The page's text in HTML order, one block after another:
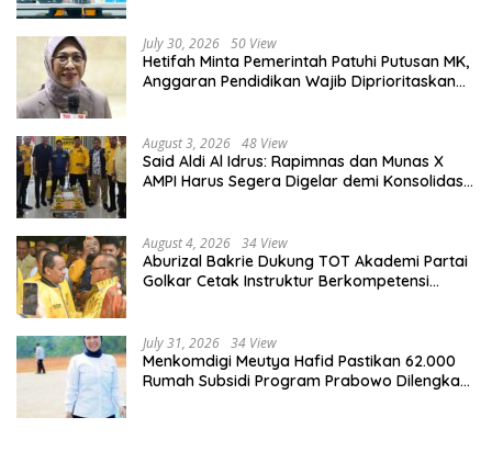
July 30, 2026 50 View
Hetifah Minta Pemerintah Patuhi Putusan MK,
Anggaran Pendidikan Wajib Diprioritaskan
August 3, 2026 48 View
Said Aldi Al Idrus: Rapimnas dan Munas X
AMPI Harus Segera Digelar demi Konsolidasi
August 4, 2026 34 View
Aburizal Bakrie Dukung TOT Akademi Partai
Golkar Cetak Instruktur Berkompetensi
July 31, 2026 34 View
Menkomdigi Meutya Hafid Pastikan 62.000
Rumah Subsidi Program Prabowo Dilengkapi